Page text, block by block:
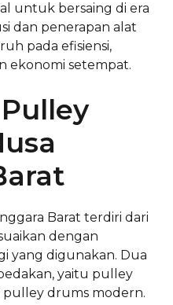
untuk bersaing di era
dan penerapan alat
pada efisiensi,
ekonomi setempat.
Barat terdiri dari
dengan
yang digunakan. Dua
yaitu pulley
drums modern.